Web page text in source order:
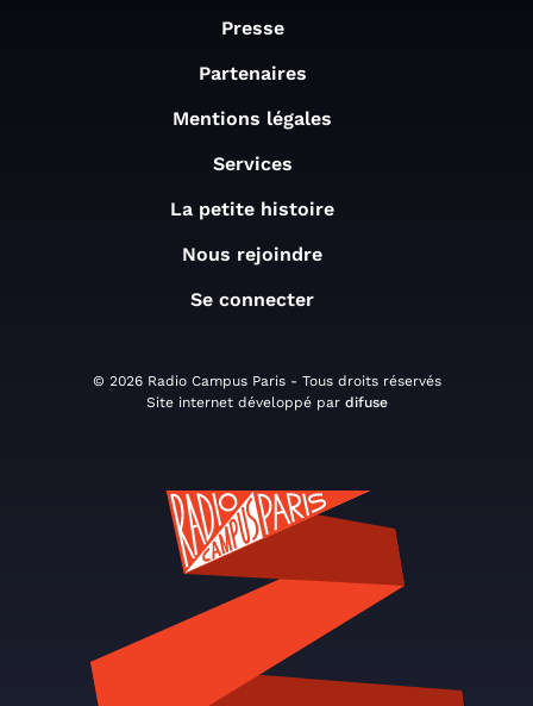
Presse
Partenaires
Mentions légales
Services
La petite histoire
Nous rejoindre
Se connecter
© 2026 Radio Campus Paris - Tous droits réservés
Site internet développé par difuse